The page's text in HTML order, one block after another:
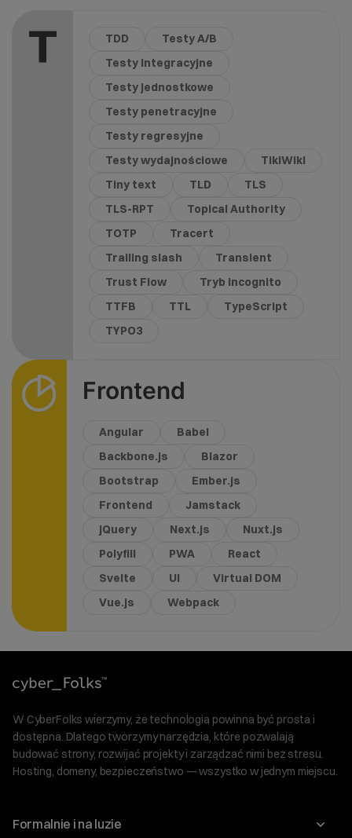
T TDD
Testy A/B
Testy integracyjne
Testy jednostkowe
Testy penetracyjne
Testy regresyjne
Testy wydajnościowe
TikiWiki
Tiny text
TLD
TLS
TLS-RPT
Topical Authority
TOTP
Tracert
Trailing slash
Transient
Trust Flow
Tryb incognito
TTFB
TTL
TypeScript
TYPO3
Frontend
Angular
Babel
Backbone.js
Blazor
Bootstrap
Ember.js
Frontend
Jamstack
jQuery
Next.js
Nuxt.js
Polyfill
PWA
React
Svelte
UI
Virtual DOM
Vue.js
Webpack
W CyberFolks wierzymy, że technologia powinna być prosta i
dostępna. Dlatego tworzymy narzędzia, które pozwalają
budować strony, rozwijać projekty i zarządzać nimi bez stresu.
Hosting, domeny, bezpieczeństwo — wszystko w jednym miejscu.
Formalnie i na luzie